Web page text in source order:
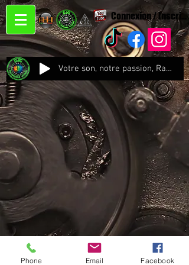
Connexion /
Votre son, notre passion, Radio CJC Recording Studio , là où chaque note prend vie !
Phone Email Facebook